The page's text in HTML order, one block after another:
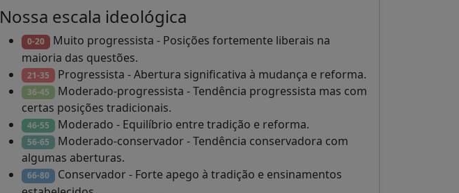
Nossa escala ideológica
0-20 Muito progressista - Posições fortemente liberais na
maioria das questões.
21-35 Progressista - Abertura significativa à mudança e reforma.
36-45 Moderado-progressista - Tendência progressista mas com
certas posições tradicionais.
46-55 Moderado - Equilíbrio entre tradição e reforma.
56-65 Moderado-conservador - Tendência conservadora com
algumas aberturas.
66-80 Conservador - Forte apego à tradição e ensinamentos